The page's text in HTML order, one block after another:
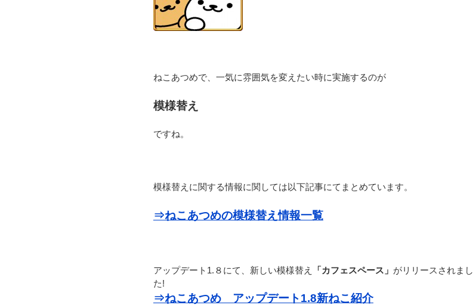
ねこあつめで、一気に雰囲気を変えたい時に実施するのが
模様替え
ですね。
模様替えに関する情報に関しては以下記事にてまとめています。
⇒ねこあつめの模様替え情報一覧
アップデート1.８にて、新しい模様替え 「カフェスペース」 がリリースされまし
た!
⇒ねこあつめ アップデート1.8新ねこ紹介